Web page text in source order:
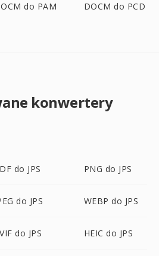
do PAM DOCM do PCD
konwertery
do JPS PNG do JPS
do JPS WEBP do JPS
do JPS HEIC do JPS